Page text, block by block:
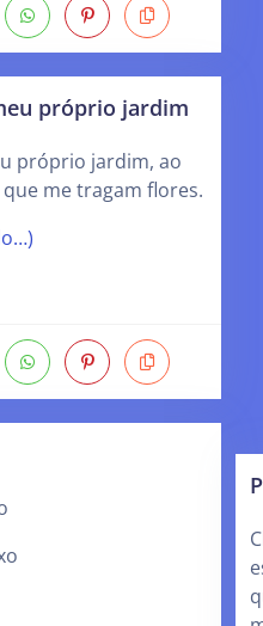
próprio jardim
próprio jardim, ao
me tragam flores.